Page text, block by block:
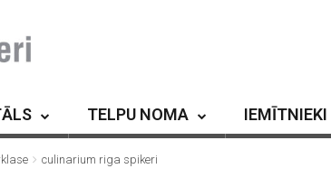
TELPU NOMA IEMĪTNIEKI
culinarium riga spikeri